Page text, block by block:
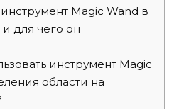
Magic Wand в
для чего он
инструмент Magic
области на